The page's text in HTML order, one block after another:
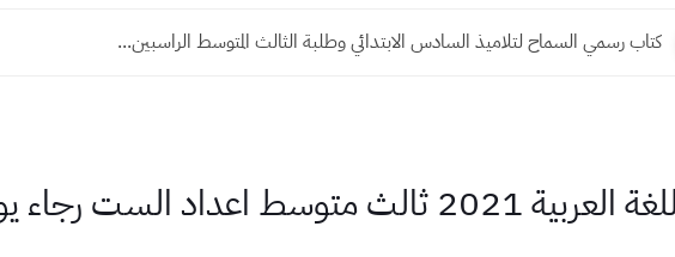
اجور الموازي 2022 – 2023 بعد التخفيض التعليم العالي
الست رجاء يوسف مهم للطلاب